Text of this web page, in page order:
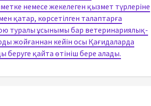
немесе жекелеген қызмет түрлеріне
қатар, көрсетілген талаптарға
туралы ұсынымы бар ветеринариялық-
жойғаннан кейін осы Қағидаларда
қайта өтініш бере алады.